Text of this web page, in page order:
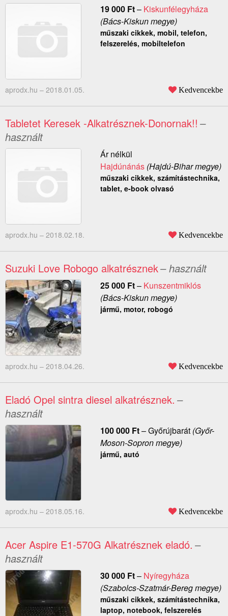
19 000 Ft– Kiskunfélegyháza
(Bács-Kiskun megye)
műszaki cikkek, mobil, telefon,
felszerelés, mobiltelefon
aprodx.hu – 2018.01.05. Kedvencekbe
Tabletet Keresek -Alkatrésznek-Donornak!! –
használt
Ár nélkül
Hajdúnánás(Hajdú-Bihar megye)
műszaki cikkek, számítástechnika,
tablet, e-book olvasó
aprodx.hu – 2018.02.18. Kedvencekbe
Suzuki Love Robogo alkatrésznek– használt
25 000 Ft– Kunszentmiklós
(Bács-Kiskun megye)
jármű, motor, robogó
aprodx.hu – 2018.04.26. Kedvencekbe
Eladó Opel sintra diesel alkatrésznek. –
használt
100 000 Ft–Győrújbarát(Győr-
Moson-Sopron megye)
jármű, autó
aprodx.hu – 2018.05.16. Kedvencekbe
Acer Aspire E1-570G Alkatrésznek eladó. –
használt
30 000 Ft– Nyíregyháza
(Szabolcs-Szatmár-Bereg megye)
műszaki cikkek, számítástechnika,
laptop, notebook, felszerelés